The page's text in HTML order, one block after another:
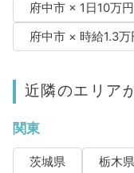
府中市 × 1日10万
府中市 × 時給1.3万
近隣のエリア
関東
茨城県 栃木県